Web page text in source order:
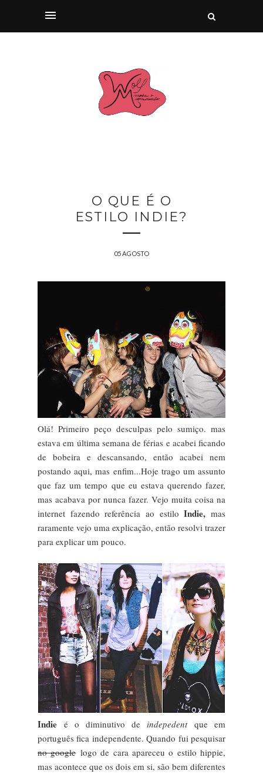
O QUE É O
ESTILO INDIE?
05 AGOSTO
Olá! Primeiro peço desculpas pelo sumiço. mas
estava em última semana de férias e acabei ficando
de bobeira e descansando, então acabei nem
postando aqui, mas enfim...Hoje trago um assunto
que faz um tempo que eu estava querendo fazer,
mas acabava por nunca fazer. Vejo muita coisa na
internet fazendo referência ao estiloIndie,mas
raramente vejo uma explicação, então resolvi trazer
para explicar um pouco.
Indie é o diminutivo de indepedentque em
português fica independente. Quando fui pesquisar
no googlelogo de cara apareceu o estilo hippie,
mas acontece que os dois em si, são bem diferentes